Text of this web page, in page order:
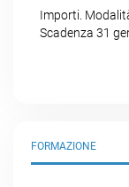
Importi.
Scadenza 31
FORMAZIONE